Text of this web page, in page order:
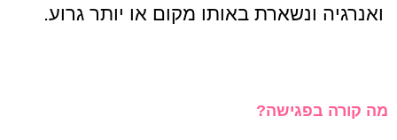
ואנרגיה ונשארת באותו מקום או יותר גרוע.
מה קורה בפגישה?